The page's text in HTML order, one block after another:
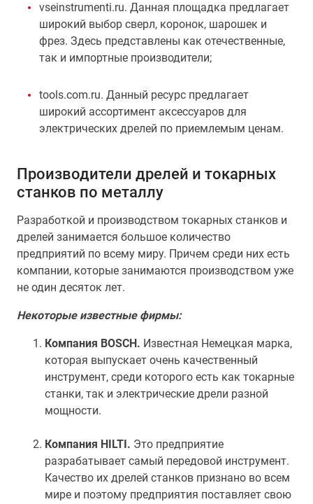
vseinstrumenti.ru. Данная площадка предлагает
широкий выбор сверл, коронок, шарошек и
фрез. Здесь представлены как отечественные,
так и импортные производители;
tools.com.ru. Данный ресурс предлагает
широкий ассортимент аксессуаров для
электрических дрелей по приемлемым ценам.
Производители дрелей и токарных
станков по металлу
Разработкой и производством токарных станков и
дрелей занимается большое количество
предприятий по всему миру. Причем среди них есть
компании, которые занимаются производством уже
не один десяток лет.
Некоторые известные фирмы:
Компания BOSCH. Известная Немецкая марка,
которая выпускает очень качественный
инструмент, среди которого есть как токарные
станки, так и электрические дрели разной
мощности.
Компания HILTI. Это предприятие
разрабатывает самый передовой инструмент.
Качество их дрелей станков признано во всем
мире и поэтому предприятия поставляет свою